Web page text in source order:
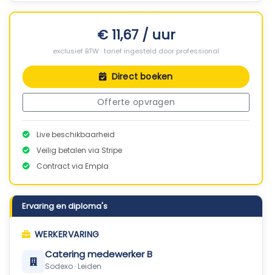
€ 11,67 / uur
exclusief BTW · tarief ingesteld door professional
Direct boeken
Offerte opvragen
Live beschikbaarheid
Veilig betalen via Stripe
Contract via Empla
Ervaring en diploma's
WERKERVARING
Catering medewerker B
Sodexo · Leiden